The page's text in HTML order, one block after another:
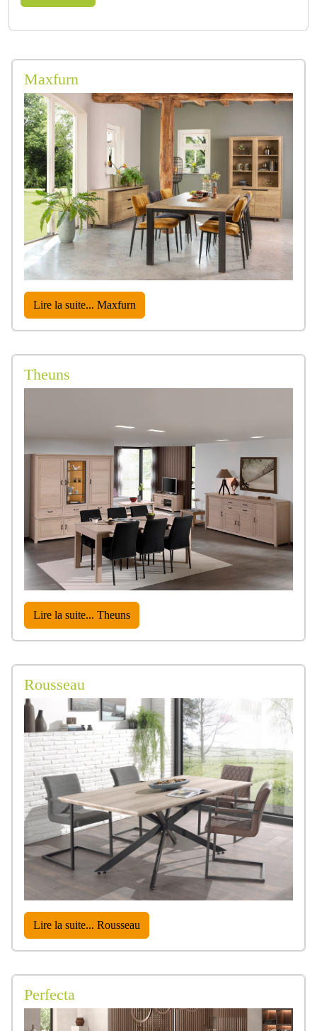
Maxfurn
Lire la suite... Maxfurn
Theuns
Lire la suite... Theuns
Rousseau
Lire la suite... Rousseau
Perfecta